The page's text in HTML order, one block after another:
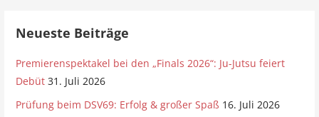
Neueste Beiträge
Premierenspektakel bei den „Finals 2026“: Ju-Jutsu feiert
Debüt 31. Juli 2026
Prüfung beim DSV69: Erfolg & großer Spaß 16. Juli 2026